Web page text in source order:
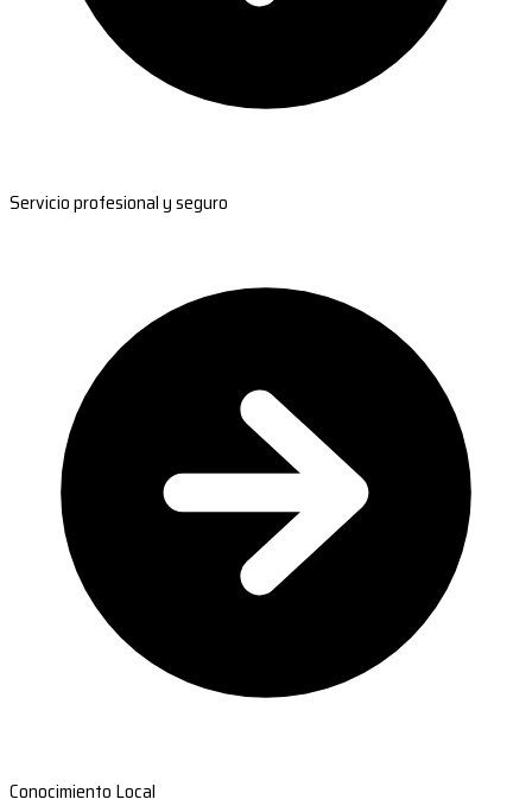
Servicio profesional y seguro
Conocimiento Local